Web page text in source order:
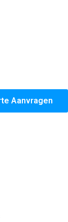
Aanvragen